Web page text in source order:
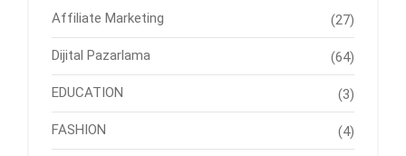
Affiliate Marketing (27)
Dijital Pazarlama (64)
EDUCATION (3)
FASHION (4)